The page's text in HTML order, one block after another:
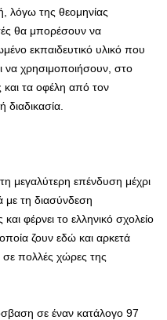
λόγω της θεομηνίας
θα μπορέσουν να
εκπαιδευτικό υλικό που
να χρησιμοποιήσουν, στο
και τα οφέλη από τον
διαδικασία.
μεγαλύτερη επένδυση μέχρι
τη διασύνδεση
φέρνει το ελληνικό σχολείο
ζουν εδώ και αρκετά
σε πολλές χώρες της
σε έναν κατάλογο 97